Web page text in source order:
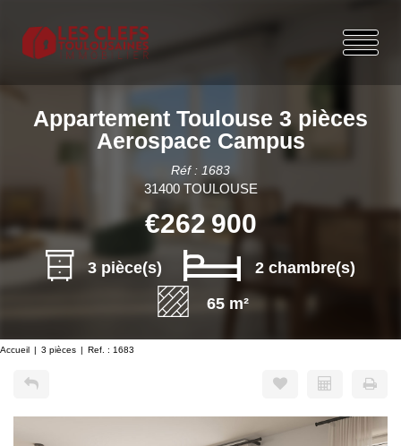
Appartement Toulouse 3 pièces
Aerospace Campus
Réf : 1683
31400 TOULOUSE
€262 900
3 pièce(s)
2 chambre(s)
65 m²
Accueil 3 pièces Ref. : 1683